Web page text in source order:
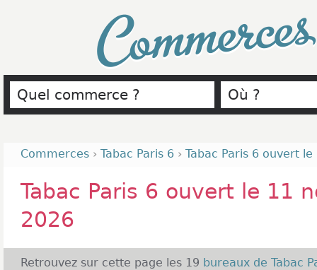
Commerces › Tabac Paris 6 › Tabac Paris 6 ouvert
Tabac Paris 6 ouvert le 11
2026
Retrouvez sur cette page les 19 bureaux de Tabac